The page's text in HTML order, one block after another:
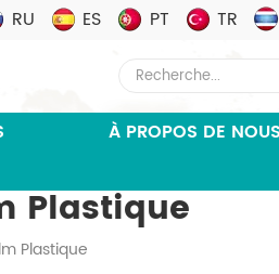
RU ES PT TR
À PROPOS DE NOUS
Plastique
Plastique